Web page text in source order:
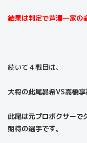
結果は判定で芦澤一家の
続いて４戦目は、
大将の此尾昴希VS高橋享
此尾は元プロボクサーで
期待の選手です。